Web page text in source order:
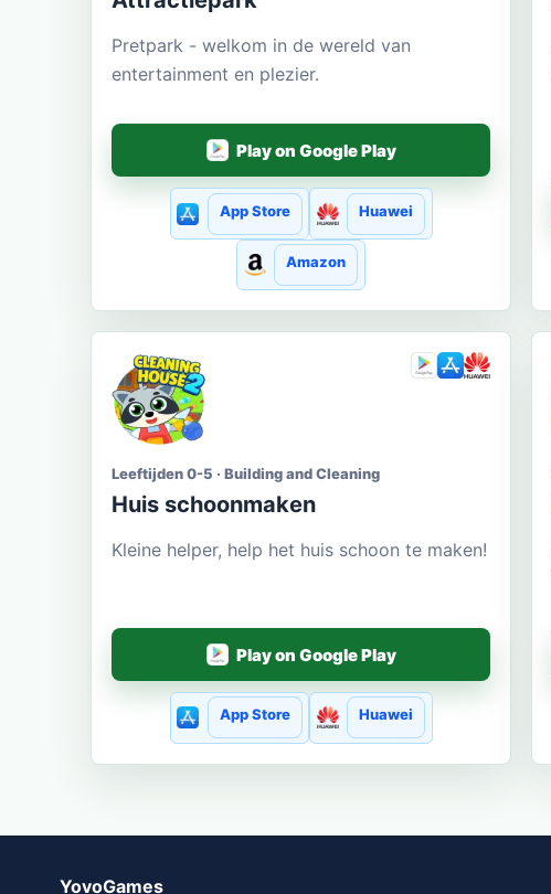
Pretpark - welkom in de wereld van
entertainment en plezier.
Play on Google Play
App Store Huawei
Amazon
Leeftijden 0-5 · Building and Cleaning
Huis schoonmaken
Kleine helper, help het huis schoon te maken!
Play on Google Play
App Store Huawei
YovoGames